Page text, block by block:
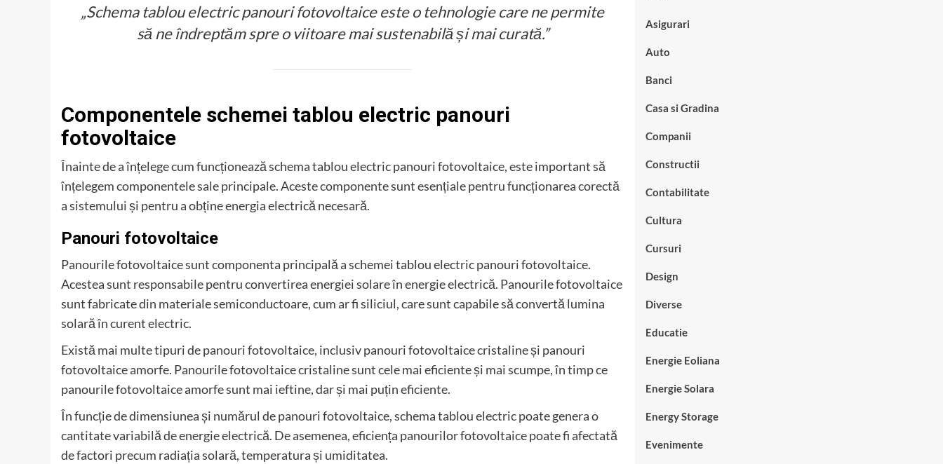
„Schema tablou electric panouri fotovoltaice este o tehnologie care ne permite
să ne îndreptăm spre o viitoare mai sustenabilă și mai curată.”
Componentele schemei tablou electric panouri
fotovoltaice
Înainte de a înțelege cum funcționează schema tablou electric panouri fotovoltaice, este important să
înțelegem componentele sale principale. Aceste componente sunt esențiale pentru funcționarea corectă
a sistemului și pentru a obține energia electrică necesară.
Panouri fotovoltaice
Panourile fotovoltaice sunt componenta principală a schemei tablou electric panouri fotovoltaice.
Acestea sunt responsabile pentru convertirea energiei solare în energie electrică. Panourile fotovoltaice
sunt fabricate din materiale semiconductoare, cum ar fi siliciul, care sunt capabile să convertă lumina
solară în curent electric.
Există mai multe tipuri de panouri fotovoltaice, inclusiv panouri fotovoltaice cristaline și panouri
fotovoltaice amorfe. Panourile fotovoltaice cristaline sunt cele mai eficiente și mai scumpe, în timp ce
panourile fotovoltaice amorfe sunt mai ieftine, dar și mai puțin eficiente.
În funcție de dimensiunea și numărul de panouri fotovoltaice, schema tablou electric poate genera o
cantitate variabilă de energie electrică. De asemenea, eficiența panourilor fotovoltaice poate fi afectată
de factori precum radiația solară, temperatura și umiditatea.
Asigurari
Auto
Banci
Casa si Gradina
Companii
Constructii
Contabilitate
Cultura
Cursuri
Design
Diverse
Educatie
Energie Eoliana
Energie Solara
Energy Storage
Evenimente